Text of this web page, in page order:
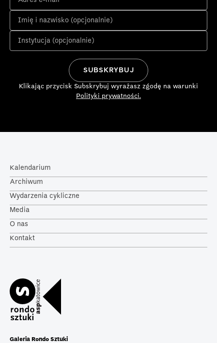
Klikając przycisk Subskrybuj wyrażasz zgodę na warunki
Polityki prywatności.
Kalendarium
Archiwum
Wydarzenia cykliczne
Media
O nas
Kontakt
Galeria Rondo Sztuki